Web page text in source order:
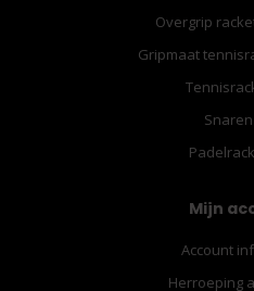
Overgrip
Gripmaat
Mijn
Account
Herroeping